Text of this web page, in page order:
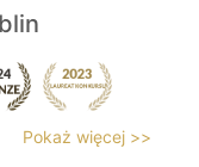
Pokaż więcej >>